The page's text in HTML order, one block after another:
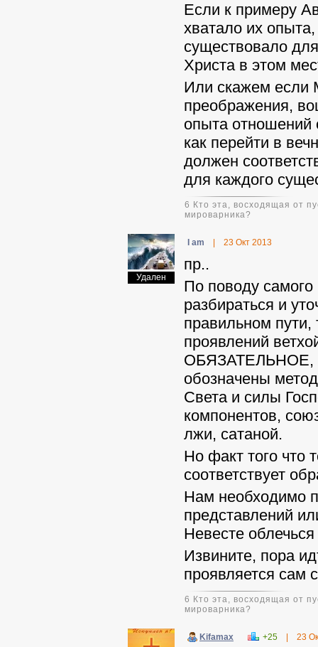
Если к примеру
хватало их
существовало
Христа в этом
Или скажем если
преображения,
опыта отношений
как перейти в
должен
для каждого
6 Кто эта, восходящая от
мироварника?
Удален
I am 23 Окт 2013
пр..
По поводу
разбираться и
правильном пути,
проявлений
ОБЯЗАТЕЛЬНОЕ,
обозначены
Света и силы
компонентов,
лжи, сатаной.
Но факт того что
соответствует
Нам необходимо
представлений
Невесте
Извините, пора
проявляется сам
6 Кто эта, восходящая от
мироварника?
Kifamax +25 23